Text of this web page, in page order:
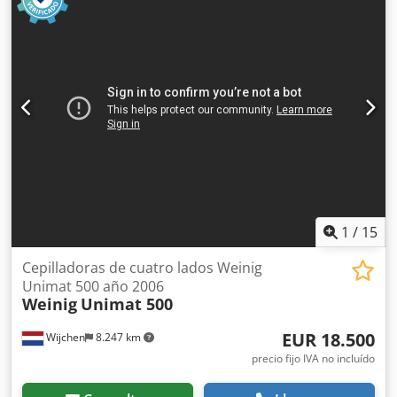
bolas) - Guía de tope con tope de inglete ajustable (de 30°
a 150°) - Longitud de la placa base: 1000 mm
aproximadamente 44,5 kg
1 / 15
Wijchen 8.247 km
Cepilladoras de cuatro lados Weinig
Unimat 500 año 2006
Weinig Unimat 500
EUR 18.500
precio fijo IVA no incluído